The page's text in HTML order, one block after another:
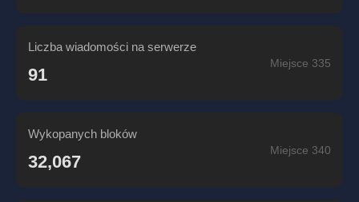
Liczba wiadomości na serwerze
91
Miejsce 335
Wykopanych bloków
32,067
Miejsce 340